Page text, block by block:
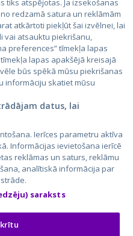
CVbankas.lt
Osta.ee
tiks atspējotas. Ja izsekošanas
redzamā satura un reklāmām
atkārtoti piekļūt šai izvēlnei, lai
vai atsauktu piekrišanu,
preferences” tīmekļa lapas
lapas apakšējā kreisajā
būs spēkā mūsu piekrišanas
informāciju skatiet mūsu
datus, lai
Ierīces parametru aktīva
Informācijas ievietošana ierīcē
reklāmas un saturs, reklāmu
analītiskā informācija par
saraksts